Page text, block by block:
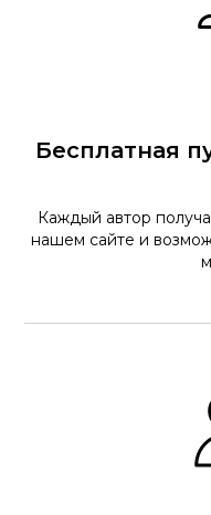
Бесплатная
Каждый автор
нашем сайте и